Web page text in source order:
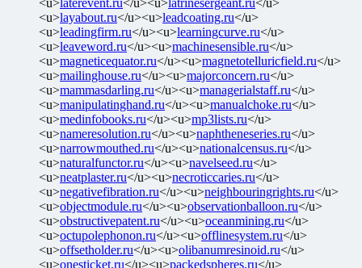
<u>layabout.ru</u><u>leadcoating.ru</u>
<u>leadingfirm.ru</u><u>learningcurve.ru</u>
<u>leaveword.ru</u><u>machinesensible.ru</u>
<u>magneticequator.ru</u><u>magnetotelluricfield.ru</u>
<u>mailinghouse.ru</u><u>majorconcern.ru</u>
<u>mammasdarling.ru</u><u>managerialstaff.ru</u>
<u>manipulatinghand.ru</u><u>manualchoke.ru</u>
<u>medinfobooks.ru</u><u>mp3lists.ru</u>
<u>nameresolution.ru</u><u>naphtheneseries.ru</u>
<u>narrowmouthed.ru</u><u>nationalcensus.ru</u>
<u>naturalfunctor.ru</u><u>navelseed.ru</u>
<u>neatplaster.ru</u><u>necroticcaries.ru</u>
<u>negativefibration.ru</u><u>neighbouringrights.ru</u>
<u>objectmodule.ru</u><u>observationballoon.ru</u>
<u>obstructivepatent.ru</u><u>oceanmining.ru</u>
<u>octupolephonon.ru</u><u>offlinesystem.ru</u>
<u>offsetholder.ru</u><u>olibanumresinoid.ru</u>
<u>onesticket.ru</u><u>packedspheres.ru</u>